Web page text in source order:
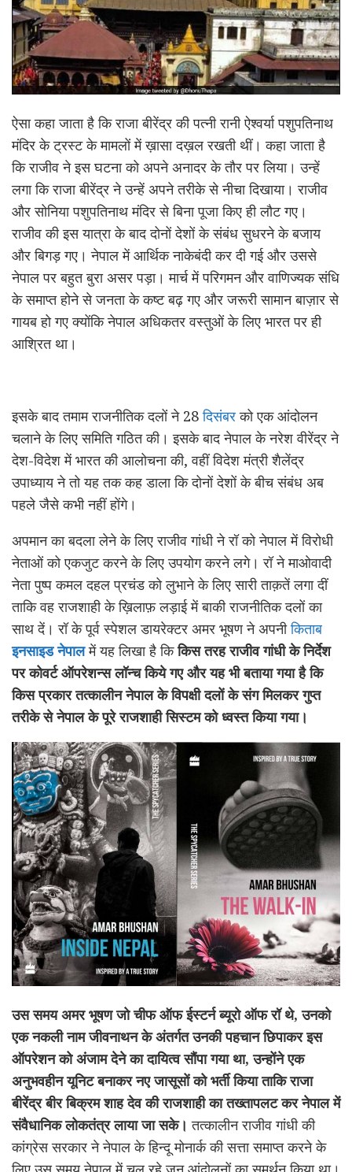
ऐसा कहा जाता है कि राजा बीरेंद्र की पत्नी रानी ऐश्वर्या पशुपतिनाथ
मंदिर के ट्रस्ट के मामलों में ख़ासा दख़ल रखती थीं। कहा जाता है
कि राजीव ने इस घटना को अपने अनादर के तौर पर लिया। उन्हें
लगा कि राजा बीरेंद्र ने उन्हें अपने तरीके से नीचा दिखाया। राजीव
और सोनिया पशुपतिनाथ मंदिर से बिना पूजा किए ही लौट गए।
राजीव की इस यात्रा के बाद दोनों देशों के संबंध सुधरने के बजाय
और बिगड़ गए। नेपाल में आर्थिक नाकेबंदी कर दी गई और उससे
नेपाल पर बहुत बुरा असर पड़ा। मार्च में परिगमन और वाणिज्यक संधि
के समाप्त होने से जनता के कष्ट बढ़ गए और जरूरी सामान बाज़ार से
गायब हो गए क्योंकि नेपाल अधिकतर वस्तुओं के लिए भारत पर ही
आश्रित था।
इसके बाद तमाम राजनीतिक दलों ने 28दिसंबरको एक आंदोलन
चलाने के लिए समिति गठित की। इसके बाद नेपाल के नरेश वीरेंद्र ने
देश-विदेश में भारत की आलोचना की, वहीं विदेश मंत्री शैलेंद्र
उपाध्याय ने तो यह तक कह डाला कि दोनों देशों के बीच संबंध अब
पहले जैसे कभी नहीं होंगे।
अपमान का बदला लेने के लिए राजीव गांधी ने रॉ को नेपाल में विरोधी
नेताओं को एकजुट करने के लिए उपयोग करने लगे। रॉ ने माओवादी
नेता पुष्प कमल दहल प्रचंड को लुभाने के लिए सारी ताक़तें लगा दीं
ताकि वह राजशाही के ख़िलाफ़ लड़ाई में बाकी राजनीतिक दलों का
साथ दें। रॉ के पूर्व स्पेशल डायरेक्टर अमर भूषण ने अपनीकिताब
इनसाइड नेपालमें यह लिखा है किकिस तरह राजीव गांधी के निर्देश
पर कोवर्ट ऑपरेशन्स लॉन्च किये गए और यह भी बताया गया है कि
किस प्रकार तत्कालीन नेपाल के विपक्षी दलों के संग मिलकर गुप्त
तरीके से नेपाल के पूरे राजशाही सिस्टम को ध्वस्त किया गया।
उस समय अमर भूषण जो चीफ ऑफ ईस्टर्न ब्यूरो ऑफ रॉ थे,उनको
एक नकली नाम जीवनाथन के अंतर्गत उनकी पहचान छिपाकर इस
ऑपरेशन को अंजाम देने का दायित्व सौंपा गया था,उन्होंने एक
अनुभवहीन यूनिट बनाकर नए जासूसों को भर्ती किया ताकि राजा
बीरेंद्र बीर बिक्रम शाह देव की राजशाही का तख्तापलट कर नेपाल में
संवैधानिक लोकतंत्र लाया जा सके। तत्कालीन राजीव गांधी की
कांग्रेस सरकार ने नेपाल के हिन्दू मोनार्क की सत्ता समाप्त करने के